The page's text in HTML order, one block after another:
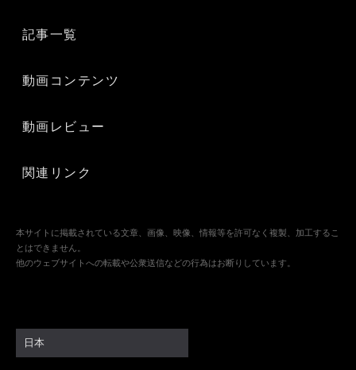
記事一覧
動画コンテンツ
動画レビュー
関連リンク
本サイトに掲載されている文章、画像、映像、情報等を許可なく複製、加工するこ
とはできません。
他のウェブサイトへの転載や公衆送信などの行為はお断りしています。
日本